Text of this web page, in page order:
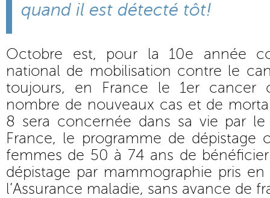
quand il est détecté tôt!
Octobre est, pour la 10e année
national de mobilisation contre le
toujours, en France le 1er
nombre de nouveaux cas et de
8 sera concernée dans sa vie par
France, le programme de dépistage
femmes de 50 à 74 ans de
dépistage par mammographie pris
l’Assurance maladie, sans avance de